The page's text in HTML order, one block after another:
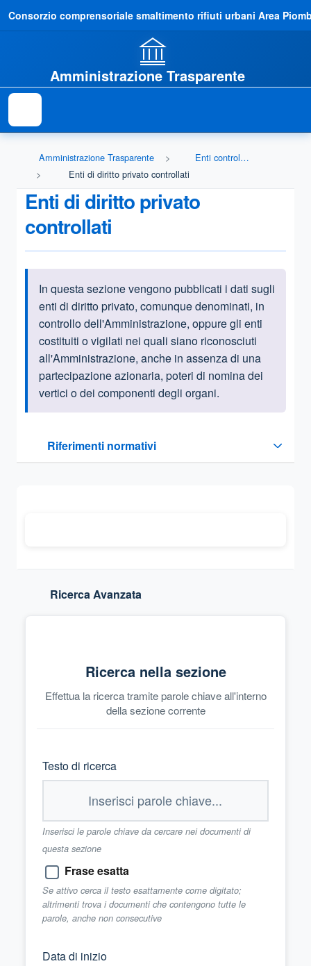
Consorzio comprensoriale smaltimento rifiuti urbani Area
Amministrazione Trasparente
Amministrazione Trasparente
Enti controllati
Enti di diritto privato controllati
Enti di diritto privato
controllati
Informazioni introduttive
In questa sezione vengono pubblicati i dati sugli
enti di diritto privato, comunque denominati, in
controllo dell'Amministrazione, oppure gli enti
costituiti o vigilati nei quali siano riconosciuti
all'Amministrazione, anche in assenza di una
partecipazione azionaria, poteri di nomina dei
vertici o dei componenti degli organi.
Riferimenti normativi
Sezione compressa
Ricerca Avanzata
Ricerca nella sezione
Effettua la ricerca tramite parole chiave all'interno
della sezione corrente
Testo di ricerca
Inserisci le parole chiave da cercare nei documenti di
questa sezione
Frase esatta
Se attivo cerca il testo esattamente come digitato;
altrimenti trova i documenti che contengono tutte le
parole, anche non consecutive
Data di inizio